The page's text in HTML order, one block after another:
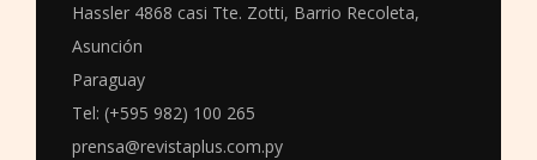
Hassler 4868 casi Tte. Zotti, Barrio Recoleta,
Asunción
Paraguay
Tel: (+595 982) 100 265
prensa@revistaplus.com.py